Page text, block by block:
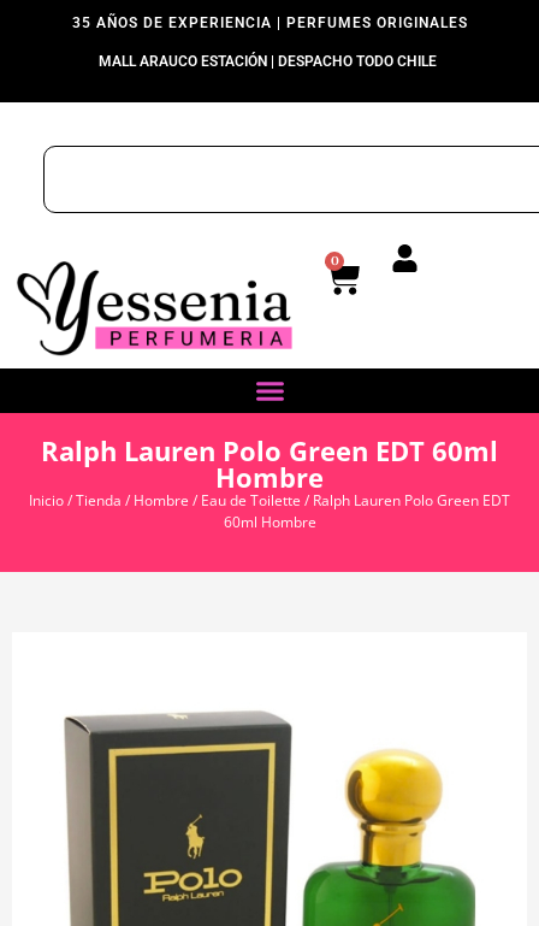
35 AÑOS DE EXPERIENCIA | PERFUMES ORIGINALES
MALL ARAUCO ESTACIÓN | DESPACHO TODO CHILE
0
Ralph Lauren Polo Green EDT 60ml
Hombre
Inicio/Tienda / Hombre / Eau de Toilette / Ralph Lauren Polo Green EDT
60ml Hombre